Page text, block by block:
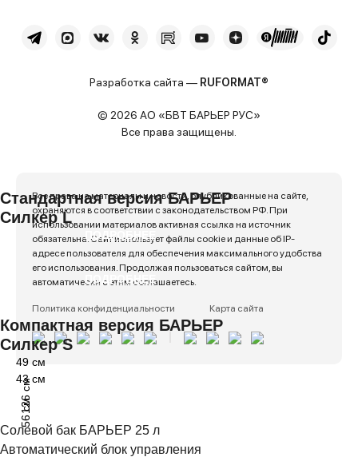
Стандартная версия БАРЬЕР
Силкер L
ПОДРОБНЕЕ
ПОДРОБНЕЕ
Компактная версия БАРЬЕР
Силкер S
49 см
43 см
126 см
56 см
Солевой бак БАРЬЕР 25 л
Автоматический блок управления
Разработка сайта — RUFORMAT®
© 2026 АО «БВТ БАРЬЕР РУС»
Все права защищены.
Все права на материалы и новости, опубликованные на сайте,
охраняются в соответствии с законодательством РФ. При
использовании материалов активная ссылка на источник
обязательна. Сайт использует файлы cookie и данные об IP-
адресе пользователя для обеспечения максимального удобства
его использования. Продолжая пользоваться сайтом, вы
автоматически с этим соглашаетесь.
Политика конфиденциальности Карта сайта